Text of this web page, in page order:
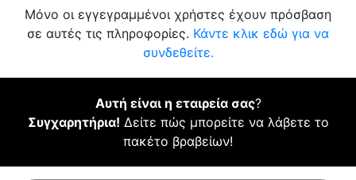
Μόνο οι εγγεγραμμένοι χρήστες έχουν πρόσβαση
σε αυτές τις πληροφορίες. Κάντε κλικ εδώ για να
συνδεθείτε.
Αυτή είναι η εταιρεία σας?
Συγχαρητήρια! Δείτε πώς μπορείτε να λάβετε το
πακέτο βραβείων!